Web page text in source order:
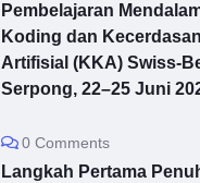
Pembelajaran
Koding dan Kecerdasan
Artifisial (KKA) Swiss-
Serpong, 22–25 Juni
0 Comments
Langkah Pertama